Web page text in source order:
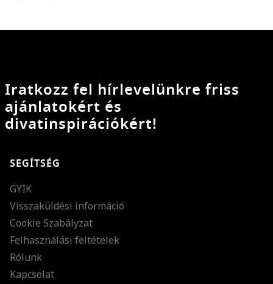
Iratkozz fel hírlevelünkre friss
ajánlatokért és
divatinspirációkért!
SEGÍTSÉG
GYIK
Visszaküldési információ
Cookie Szabályzat
Felhasználási feltételek
Rólunk
Kapcsolat